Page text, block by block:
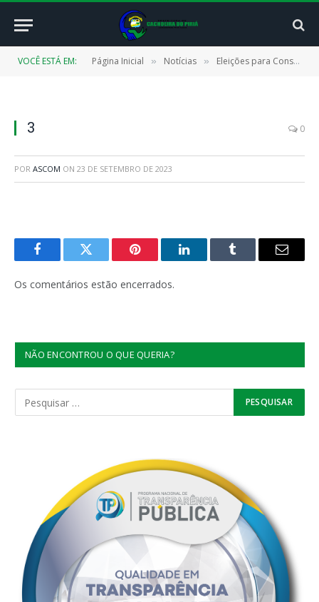
VOCÊ ESTÁ EM: Página Inicial » Notícias » Eleições para Conselho Tutelar: MP faz treinamento para orientações e dúvidas
3 0
POR ASCOM ON 23 DE SETEMBRO DE 2023
FacebookTwitter Pinterest LinkedInTumblr
E-
Os comentários estão encerrados.
NÃO ENCONTROU O QUE QUERIA?